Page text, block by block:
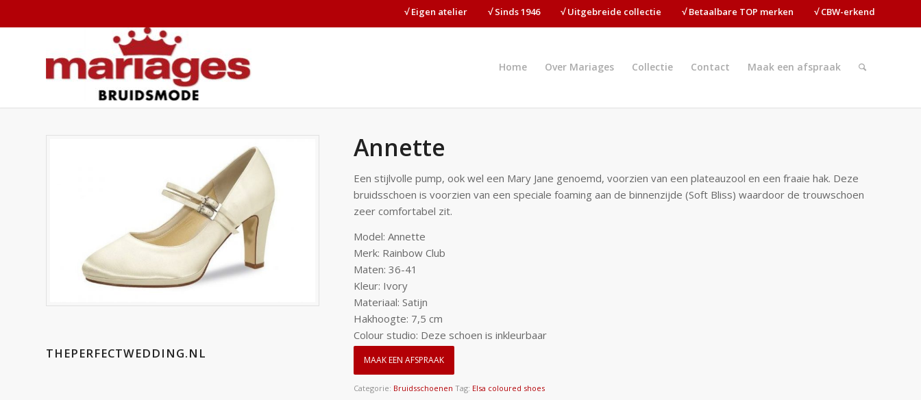
√ Eigen atelier⠀⠀⠀√ Sinds 1946⠀⠀⠀√ Uitgebreide collectie⠀⠀⠀√ Betaalbare TOP merken⠀⠀⠀√ CBW-erkend
Home Over Mariages Collectie Contact Maak een afspraak
THEPERFECTWEDDING.NL
Annette
Een stijlvolle pump, ook wel een Mary Jane genoemd, voorzien van een plateauzool en een fraaie hak. Deze
bruidsschoen is voorzien van een speciale foaming aan de binnenzijde (Soft Bliss) waardoor de trouwschoen
zeer comfortabel zit.
Model: Annette
Merk: Rainbow Club
Maten: 36-41
Kleur: Ivory
Materiaal: Satijn
Hakhoogte: 7,5 cm
Colour studio: Deze schoen is inkleurbaar
MAAK EEN AFSPRAAK
Categorie: Bruidsschoenen Tag: Elsa coloured shoes